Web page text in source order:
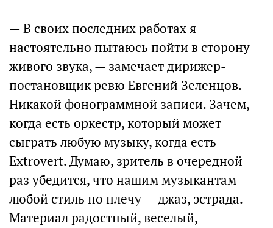
— В своих последних работах я
настоятельно пытаюсь пойти в сторону
живого звука, — замечает дирижер-
постановщик ревю Евгений Зеленцов.
Никакой фонограммной записи. Зачем,
когда есть оркестр, который может
сыграть любую музыку, когда есть
Extrovert. Думаю, зритель в очередной
раз убедится, что нашим музыкантам
любой стиль по плечу — джаз, эстрада.
Материал радостный, веселый,